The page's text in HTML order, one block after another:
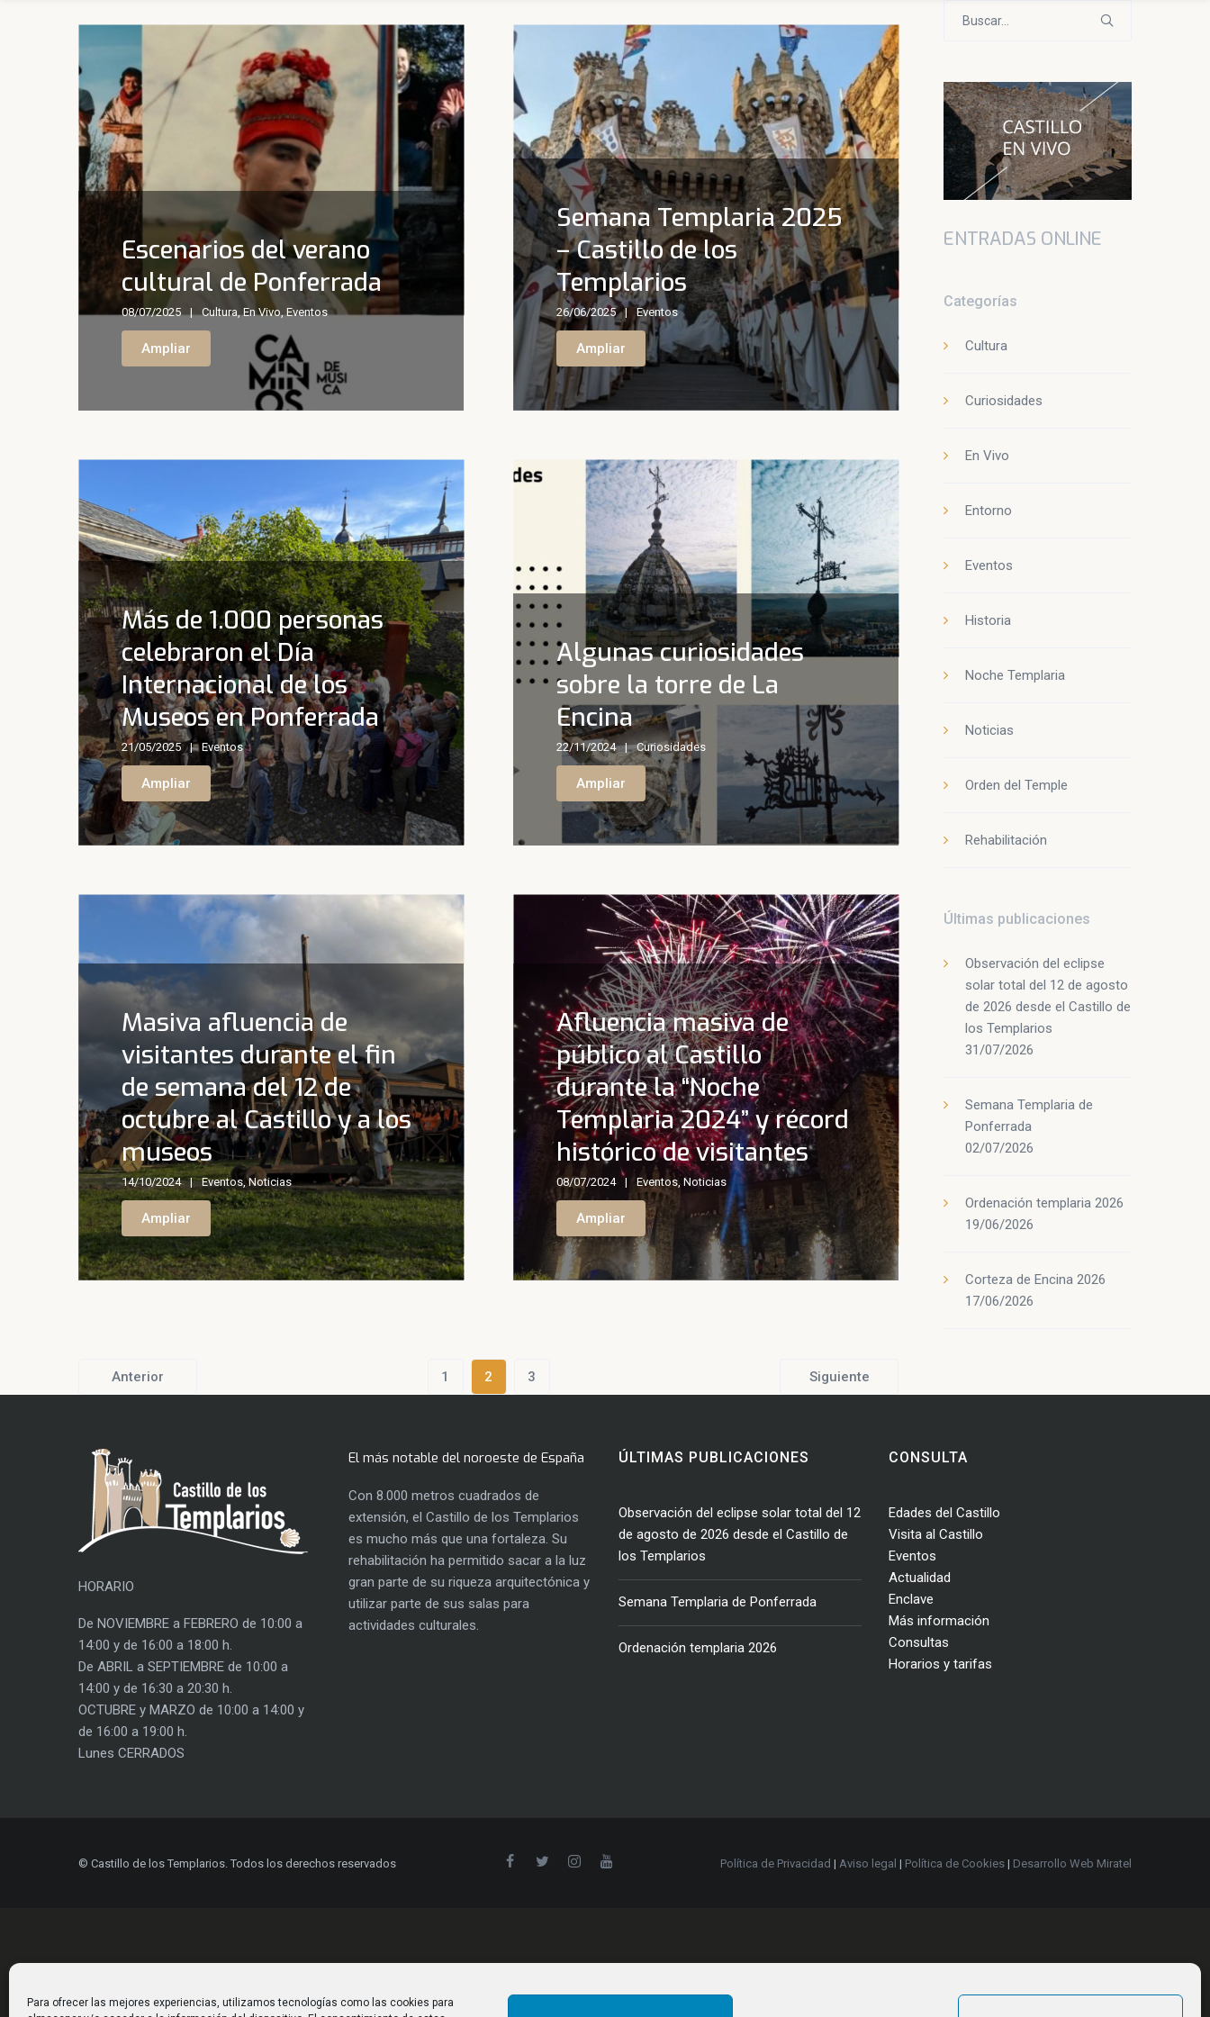
Para ofrecer las mejores experiencias, utilizamos tecnologías como las cookies para
Escenarios del verano
cultural de Ponferrada
08/07/2025 Cultura,En Vivo,Eventos
Ampliar
Semana Templaria 2025
– Castillo de los
Templarios
26/06/2025 Eventos
Ampliar
Más de 1.000 personas
celebraron el Día
Internacional de los
Museos en Ponferrada
21/05/2025 Eventos
Ampliar
Algunas curiosidades
sobre la torre de La
Encina
22/11/2024 Curiosidades
Ampliar
Masiva afluencia de
visitantes durante el fin
de semana del 12 de
octubre al Castillo y a los
museos
14/10/2024 Eventos,Noticias
Ampliar
Afluencia masiva de
público al Castillo
durante la “Noche
Templaria 2024” y récord
histórico de visitantes
08/07/2024 Eventos,Noticias
Ampliar
Ordenación Templaria,
jueves 4 de julio de 2024
29/06/2024 Eventos,Noticias
Ampliar
Anterior 1 2 3 Siguiente
ENTRADAS ONLINE
Categorías
Cultura
Curiosidades
En Vivo
Entorno
Eventos
Historia
Noche Templaria
Noticias
Orden del Temple
Rehabilitación
Últimas publicaciones
Observación del eclipse
solar total del 12 de agosto
de 2026 desde el Castillo de
los Templarios
31/07/2026
Semana Templaria de
Ponferrada
02/07/2026
Ordenación templaria 2026
19/06/2026
Corteza de Encina 2026
17/06/2026
HORARIO
De NOVIEMBRE a FEBRERO de 10:00 a
14:00 y de 16:00 a 18:00 h.
De ABRIL a SEPTIEMBRE de 10:00 a
14:00 y de 16:30 a 20:30 h.
OCTUBRE y MARZO de 10:00 a 14:00 y
de 16:00 a 19:00 h.
Lunes CERRADOS
El más notable del noroeste de España
Con 8.000 metros cuadrados de
extensión, el Castillo de los Templarios
es mucho más que una fortaleza. Su
rehabilitación ha permitido sacar a la luz
gran parte de su riqueza arquitectónica y
utilizar parte de sus salas para
actividades culturales.
ÚLTIMAS PUBLICACIONES
Observación del eclipse solar total del 12
de agosto de 2026 desde el Castillo de
los Templarios
Semana Templaria de Ponferrada
Ordenación templaria 2026
CONSULTA
Edades del Castillo
Visita al Castillo
Eventos
Actualidad
Enclave
Más información
Consultas
Horarios y tarifas
© Castillo de los Templarios. Todos los derechos reservados Política de Privacidad | Aviso legal | Política de Cookies | Desarrollo Web Miratel